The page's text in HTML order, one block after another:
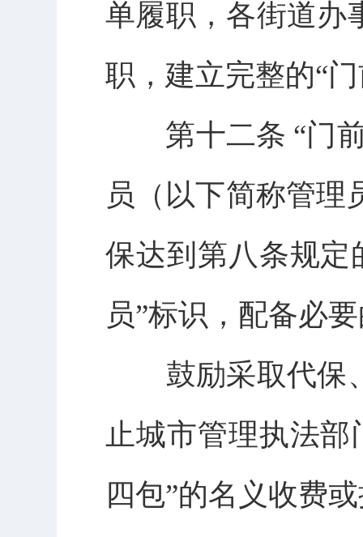
单履职，各街道办
职，建立完整的“
第十二条 “门前
员（以下简称管理
保达到第八条规定
员”标识，配备必
鼓励采取代保、
止城市管理执法
四包”的名义收费